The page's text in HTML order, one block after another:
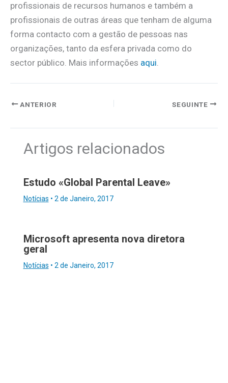
profissionais de recursos humanos e também a
profissionais de outras áreas que tenham de alguma
forma contacto com a gestão de pessoas nas
organizações, tanto da esfera privada como do
sector público. Mais informações aqui.
ANTERIOR SEGUINTE
Artigos relacionados
Estudo «Global Parental Leave»
Notícias • 2 de Janeiro, 2017
Microsoft apresenta nova diretora
geral
Notícias • 2 de Janeiro, 2017